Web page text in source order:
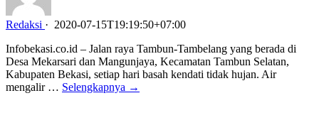
Redaksi · 2020-07-15T19:19:50+07:00
Infobekasi.co.id – Jalan raya Tambun-Tambelang yang berada di
Desa Mekarsari dan Mangunjaya, Kecamatan Tambun Selatan,
Kabupaten Bekasi, setiap hari basah kendati tidak hujan. Air
mengalir … Selengkapnya →